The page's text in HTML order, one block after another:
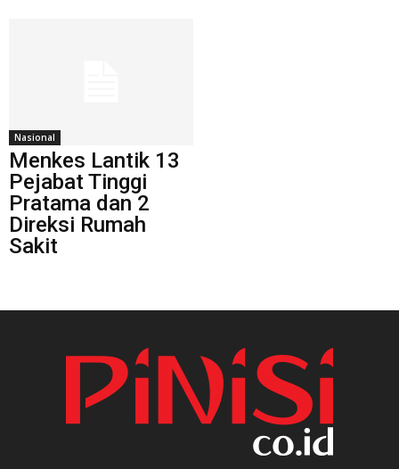
Nasional
Menkes Lantik 13
Pejabat Tinggi
Pratama dan 2
Direksi Rumah
Sakit